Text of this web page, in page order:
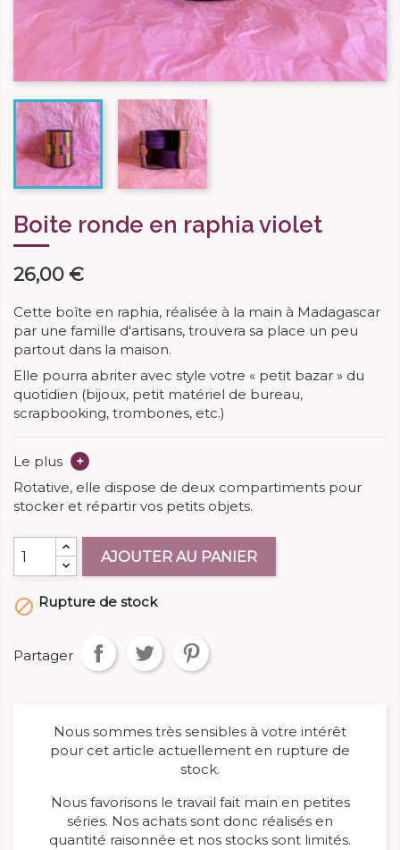
Boite ronde en raphia violet
26,00 €
Cette boîte en raphia, réalisée à la main à Madagascar
par une famille d'artisans, trouvera sa place un peu
partout dans la maison.
Elle pourra abriter avec style votre « petit bazar » du
quotidien (bijoux, petit matériel de bureau,
scrapbooking, trombones, etc.)
Le plus
+
Rotative, elle dispose de deux compartiments pour
stocker et répartir vos petits objets.
AJOUTER AU PANIER
 Rupture de stock
Partager
Nous sommes très sensibles à votre intérêt
pour cet article actuellement en rupture de
stock.
Nous favorisons le travail fait main en petites
séries. Nos achats sont donc réalisés en
quantité raisonnée et nos stocks sont limités.